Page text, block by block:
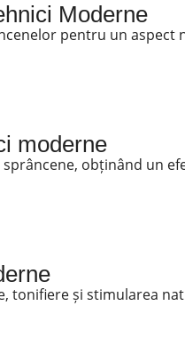
Moderne
pentru un
moderne
obținând un
tonifiere și stimularea